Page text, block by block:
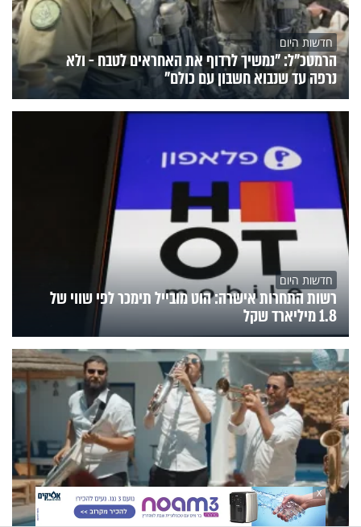
חדשות היום
הרמטכ"ל: "נמשיך לרדוף את האחראים לטבח - ולא
נרפה עד שנבוא חשבון עם כולם"
חדשות היום
רשות התחרות אישרה: הוט מובייל תימכר לפי שווי של
1.8 מיליארד שקל
X